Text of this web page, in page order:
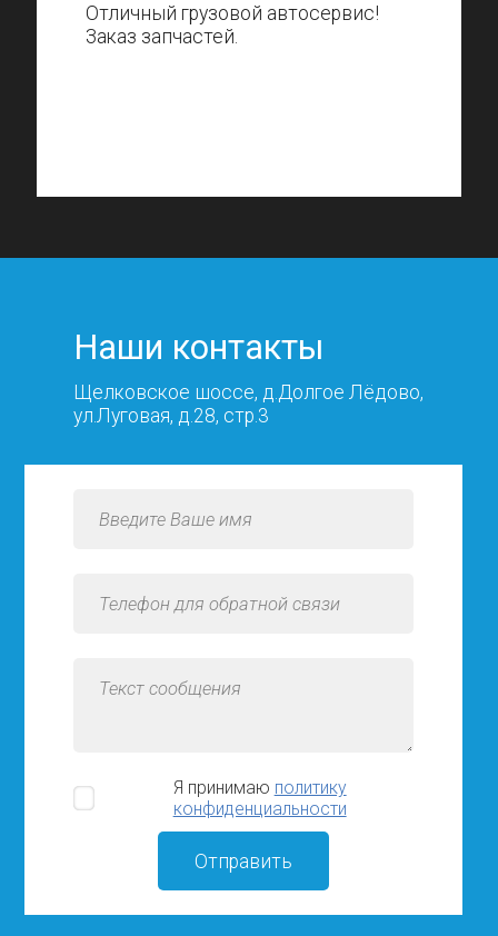
Отличный грузовой автосервис!
Заказ запчастей.
Наши контакты
Щелковское шоссе, д.Долгое Лёдово,
ул.Луговая, д.28, стр.3
Я принимаю политику
конфиденциальности